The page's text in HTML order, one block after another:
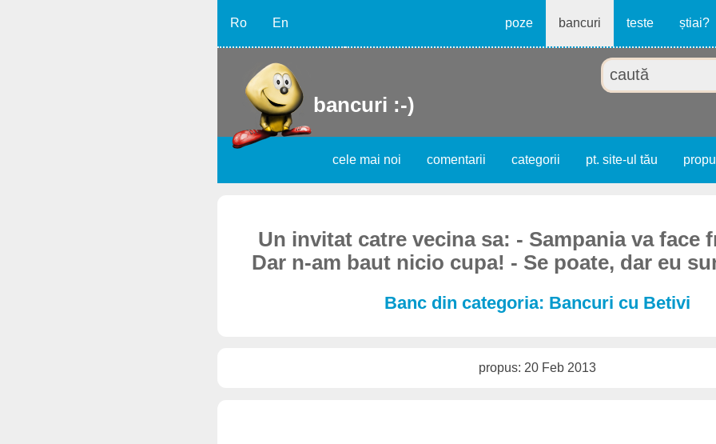
Ro En poze bancuri teste știai?
bancuri :-)
cele mai noi comentarii categorii pt. site-ul tău
Un invitat catre vecina sa: - Sampania va face
Dar n-am baut nicio cupa! - Se poate, dar eu
Banc din categoria: Bancuri cu Betivi
propus: 20 Feb 2013